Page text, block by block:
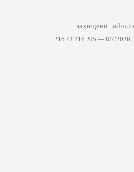
захищено
216.73.216.205 — 8/7/2026,